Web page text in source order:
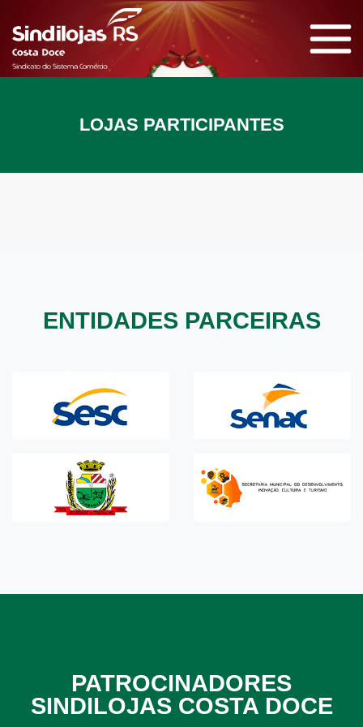
LOJAS PARTICIPANTES
ENTIDADES PARCEIRAS
PATROCINADORES
SINDILOJAS COSTA DOCE